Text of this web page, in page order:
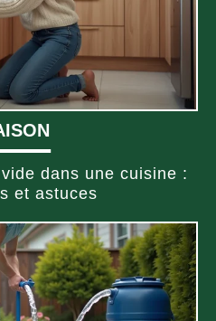
dans une cuisine :
et astuces